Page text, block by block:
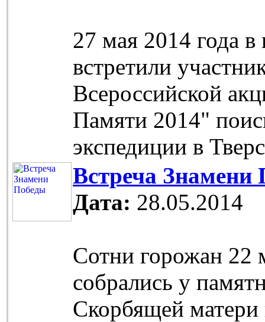
27 мая 2014 года в
встретили
Всероссийской
Памяти 2014"
экспедиции в
Встреча Знамени
Дата: 28.05.2014
Сотни горожан 22
собрались у
Скорбящей матери